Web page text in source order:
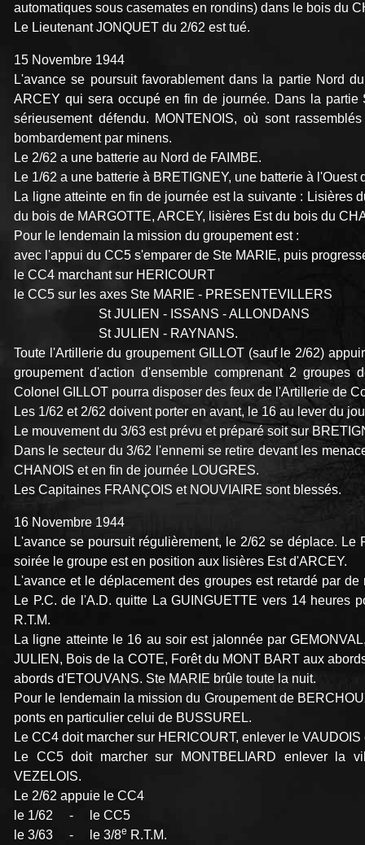
automatiques sous casemates en rondins) dans le bois du
Le Lieutenant JONQUET du 2/62 est tué.
15 Novembre 1944
L'avance se poursuit favorablement dans la partie Nord
ARCEY qui sera occupé en fin de journée. Dans la
sérieusement défendu. MONTENOIS, où sont
bombardement par minens.
Le 2/62 a une batterie au Nord de FAIMBE.
Le 1/62 a une batterie à BRETIGNEY, une batterie à l'Ouest
La ligne atteinte en fin de journée est la suivante : Lisières
du bois de MARGOTTE, ARCEY, lisières Est du bois du
Pour le lendemain la mission du groupement est :
avec l'appui du CC5 s'emparer de Ste MARIE, puis
le CC4 marchant sur HERICOURT
le CC5 sur les axes Ste MARIE - PRESENTEVILLERS
St JULIEN - ISSANS - ALLONDANS
St JULIEN - RAYNANS.
Toute l'Artillerie du groupement GILLOT (sauf le 2/62)
groupement d'action d'ensemble comprenant 2
Colonel GILLOT pourra disposer des feux de l'Artillerie de
Les 1/62 et 2/62 doivent porter en avant, le 16 au lever du
Le mouvement du 3/63 est prévu et préparé soit sur
Dans le secteur du 3/62 l'ennemi se retire devant les
CHANOIS et en fin de journée LOUGRES.
Les Capitaines FRANÇOIS et NOUVIAIRE sont blessés.
16 Novembre 1944
L'avance se poursuit régulièrement, le 2/62 se déplace. Le
soirée le groupe est en position aux lisières Est d'ARCEY.
L'avance et le déplacement des groupes est retardé par
Le P.C. de l'A.D. quitte La GUINGUETTE vers 14 heures
R.T.M.
La ligne atteinte le 16 au soir est jalonnée par
JULIEN, Bois de la COTE, Forêt du MONT BART aux
abords d'ETOUVANS. Ste MARIE brûle toute la nuit.
Pour le lendemain la mission du Groupement de
ponts en particulier celui de BUSSUREL.
Le CC4 doit marcher sur HERICOURT, enlever le
Le CC5 doit marcher sur MONTBELIARD enlever la
VEZELOIS.
Le 2/62 appuie le CC4
le 1/62 - le CC5
le 3/63 - le 3/8e R.T.M.